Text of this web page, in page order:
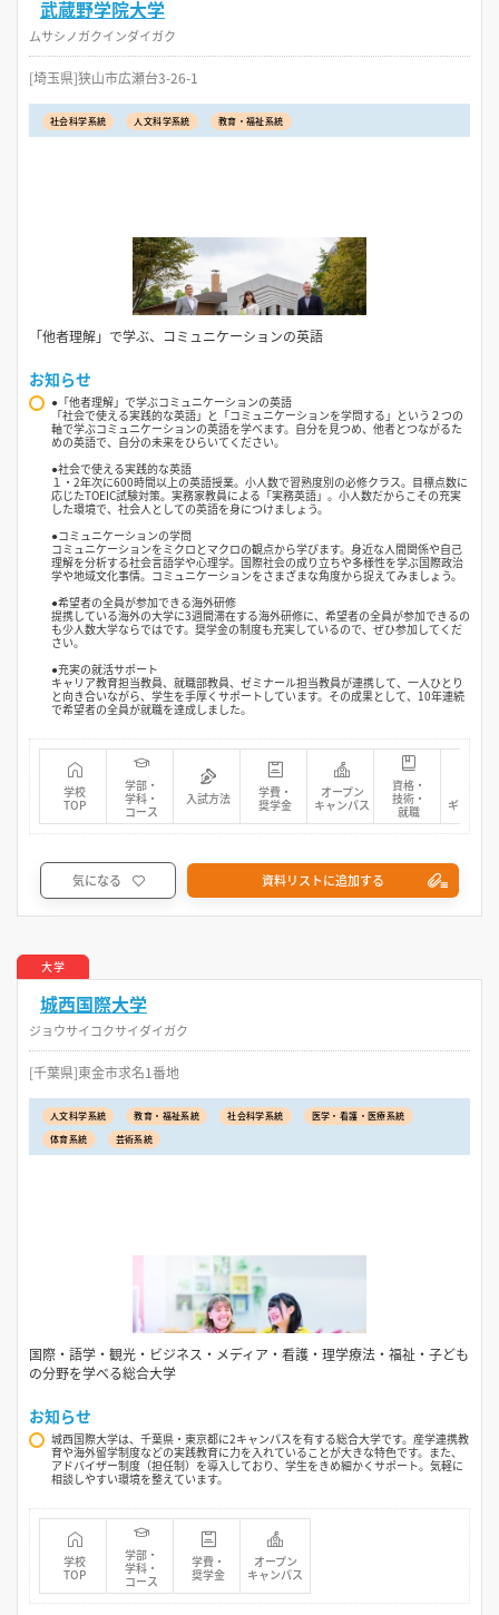
武蔵野学院大学
ムサシノガクインダイガク
[埼玉県]狭山市広瀬台3-26-1
社会科学系統 人文科学系統 教育・福祉系統
「他者理解」で学ぶ、コミュニケーションの英語
お知らせ
●「他者理解」で学ぶコミュニケーションの英語
「社会で使える実践的な英語」と「コミュニケーションを学問する」という２つの
軸で学ぶコミュニケーションの英語を学べます。自分を見つめ、他者とつながるた
めの英語で、自分の未来をひらいてください。
●社会で使える実践的な英語
１・2年次に600時間以上の英語授業。小人数で習熟度別の必修クラス。目標点数に
応じたTOEIC試験対策。実務家教員による「実務英語」。小人数だからこその充実
した環境で、社会人としての英語を身につけましょう。
●コミュニケーションの学問
コミュニケーションをミクロとマクロの観点から学びます。身近な人間関係や自己
理解を分析する社会言語学や心理学。国際社会の成り立ちや多様性を学ぶ国際政治
学や地域文化事情。コミュニケーションをさまざまな角度から捉えてみましょう。
●希望者の全員が参加できる海外研修
提携している海外の大学に3週間滞在する海外研修に、希望者の全員が参加できるの
も少人数大学ならではです。奨学金の制度も充実しているので、ぜひ参加してくだ
さい。
●充実の就活サポート
キャリア教育担当教員、就職部教員、ゼミナール担当教員が連携して、一人ひとり
と向き合いながら、学生を手厚くサポートしています。その成果として、10年連続
で希望者の全員が就職を達成しました。
学校
TOP
学部・
学科・
コース
入試方法
学費・
奨学金
オープン
キャンパス
資格・
技術・
就職
フォト
ギャラリ
気になる 資料リストに追加する
大学
城西国際大学
ジョウサイコクサイダイガク
[千葉県]東金市求名1番地
人文科学系統 教育・福祉系統 社会科学系統
医学・看護・医療系統
体育系統
芸術系統
国際・語学・観光・ビジネス・メディア・看護・理学療法・福祉・子ども
の分野を学べる総合大学
お知らせ
城西国際大学は、千葉県・東京都に2キャンパスを有する総合大学です。産学連携教
育や海外留学制度などの実践教育に力を入れていることが大きな特色です。また、
アドバイザー制度（担任制）を導入しており、学生をきめ細かくサポート。気軽に
相談しやすい環境を整えています。
学校
TOP
学部・
学科・
コース
学費・
奨学金
オープン
キャンパス